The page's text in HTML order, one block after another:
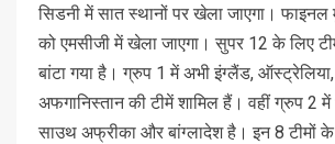
सिडनी में सात स्थानों पर खेला जाएगा।
को एमसीजी में खेला जाएगा। सुपर 12 के लिए
बांटा गया है। ग्रुप 1 में अभी इंग्लैंड,
अफगानिस्तान की टीमें शामिल हैं। वहीं ग्रुप 2 में
साउथ अफ्रीका और बांग्लादेश है। इन 8 टीमों